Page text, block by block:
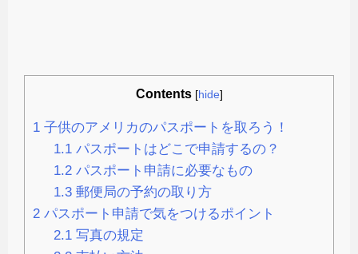
Contents [hide]
1 子供のアメリカのパスポートを取ろう！
1.1パスポートはどこで申請するの？
1.2パスポート申請に必要なもの
1.3郵便局の予約の取り方
2 パスポート申請で気をつけるポイント
2.1写真の規定